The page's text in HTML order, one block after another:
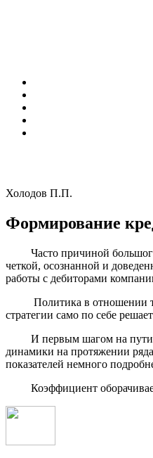
Холодов П.П.
Формирование
Часто причиной большого
четкой, осознанной и
работы с дебиторами
Политика в отношении
стратегии само по себе
И первым шагом на пути
динамики на протяжении
показателей немного
Коэффициент